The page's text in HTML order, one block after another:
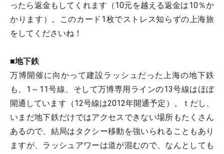
ったら返金もしてくれます（10元を越える返金は10％か
かります）。このカード1枚でストレス知らずの上海旅
をしてくださいね！
■地下鉄
万博開催に向かって建設ラッシュだった上海の地下鉄
も、1～11号線、そして万博専用ラインの13号線はほぼ
開通しています（12号線は2012年開通予定）。ｔだし、
いまだ地下鉄だけではアクセスできない場所もたくさん
あるので、結局はタクシー移動を強いられることもあり
ますが、ラッシュアワーは道が混むので、なんとしても